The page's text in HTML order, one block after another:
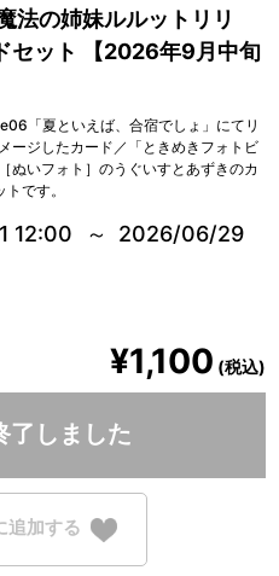
法の姉妹ルルットリリ
セット 【2026年9月中旬
「夏といえば、合宿でしょ」にてリ
ージしたカード／「ときめきフォトビ
ぬいフォト］のうぐいすとあずきのカ
です。
12:00
2026/06/29
¥1,100 (税込)
了しました
追加する